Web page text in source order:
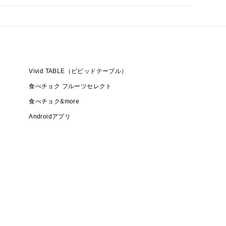
Vivid TABLE（ビビッドテーブル）
食べチョク フルーツセレクト
食べチョク&more
Androidアプリ